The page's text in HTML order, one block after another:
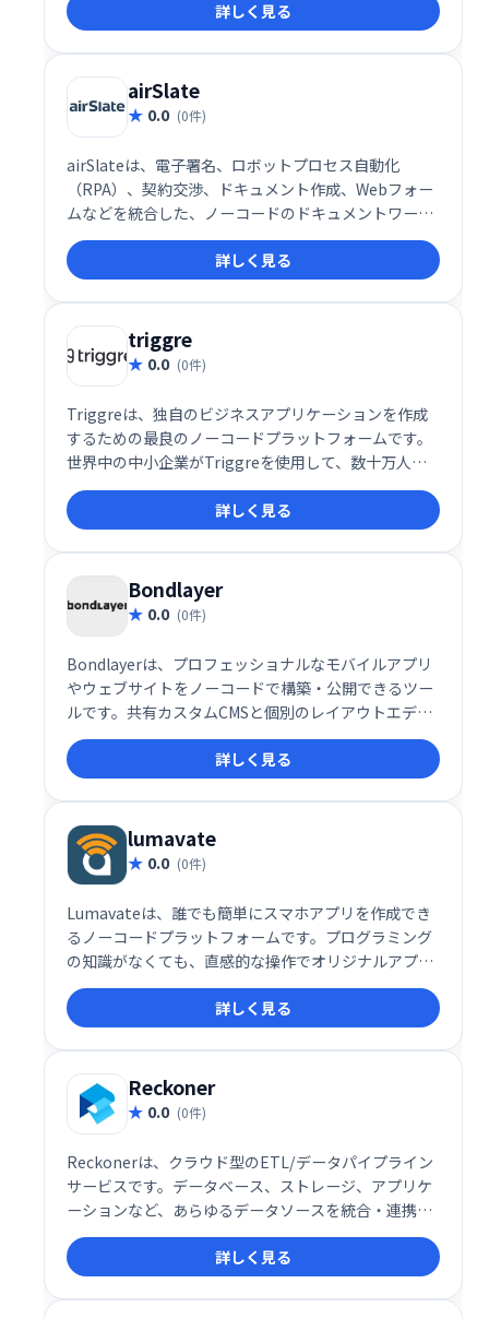
で、効率的な開発と迅速なリリースを実現します。 あ
なたのビジネスを加速させる、革新的なアプリ開発ソ
リューションです。
詳しく見る
airSlate
0.0 (0件)
airSlateは、電子署名、ロボットプロセス自動化
（RPA）、契約交渉、ドキュメント作成、Webフォー
ムなどを統合した、ノーコードのドキュメントワーク
フロー自動化プラットフォームです。コードを書かず
にビジネスプロセスを構築・自動化し、既存システム
との連携も可能です。包括的な機能で、業務効率化と
生産性向上を実現します。
詳しく見る
triggre
0.0 (0件)
Triggreは、独自のビジネスアプリケーションを作成
するための最良のノーコードプラットフォームです。
世界中の中小企業がTriggreを使用して、数十万人の
ユーザーにサービスを提供するアプリケーションを作
成してきました。
詳しく見る
Bondlayer
0.0 (0件)
Bondlayerは、プロフェッショナルなモバイルアプリ
やウェブサイトをノーコードで構築・公開できるツー
ルです。共有カスタムCMSと個別のレイアウトエディ
タを提供し、多言語対応、リアルタイムフィルター、
フォームなど豊富な機能を備えています。複雑なコー
ディング不要で、理想のアプリやウェブサイトを簡単
に実現できます。
詳しく見る
lumavate
0.0 (0件)
Lumavateは、誰でも簡単にスマホアプリを作成でき
るノーコードプラットフォームです。プログラミング
の知識がなくても、直感的な操作でオリジナルアプリ
を開発できます。ビジネスアプリからゲームまで、幅
広い用途に対応し、迅速な開発とスムーズなリリース
を実現します。手軽にアプリ開発を始めたい方におす
すめです。
詳しく見る
Reckoner
0.0 (0件)
Reckonerは、クラウド型のETL/データパイプライン
サービスです。データベース、ストレージ、アプリケ
ーションなど、あらゆるデータソースを統合・連携
し、データ活用によるビジネス変革を支援します。複
雑なデータ処理を効率化し、ビジネスの意思決定を加
速させます。
詳しく見る